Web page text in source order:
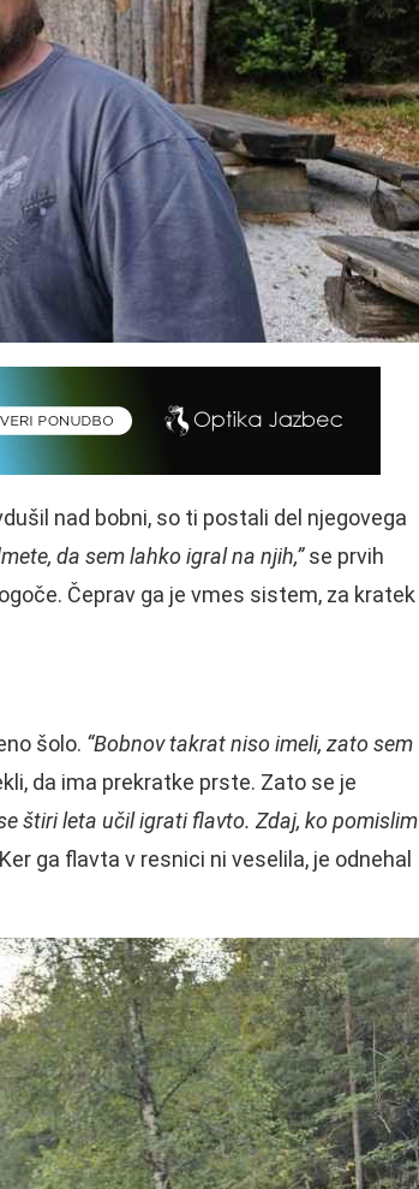
nad bobni, so ti postali del njegovega
da sem lahko igral na njih,”se prvih
Čeprav ga je vmes sistem, za kratek
šolo. “Bobnov takrat niso imeli, zato sem
da ima prekratke prste. Zato se je
štiri leta učil igrati flavto. Zdaj, ko pomislim
ga flavta v resnici ni veselila, je odnehal